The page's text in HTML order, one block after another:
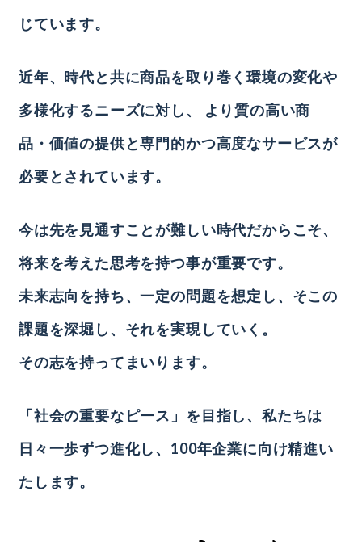
じています。
近年、時代と共に商品を取り巻く環境の変化や
多様化するニーズに対し、
より質の高い商
品・価値の提供と専門的かつ高度なサービスが
必要とされています。
今は先を見通すことが難しい時代だからこそ、
将来を考えた思考を持つ事が重要です。
未来志向を持ち、一定の問題を想定し、そこの
課題を深堀し、それを実現していく。
その志を持ってまいります。
「社会の重要なピース」を目指し、私たちは
日々一歩ずつ進化し、 100年企業に向け精進い
たします。